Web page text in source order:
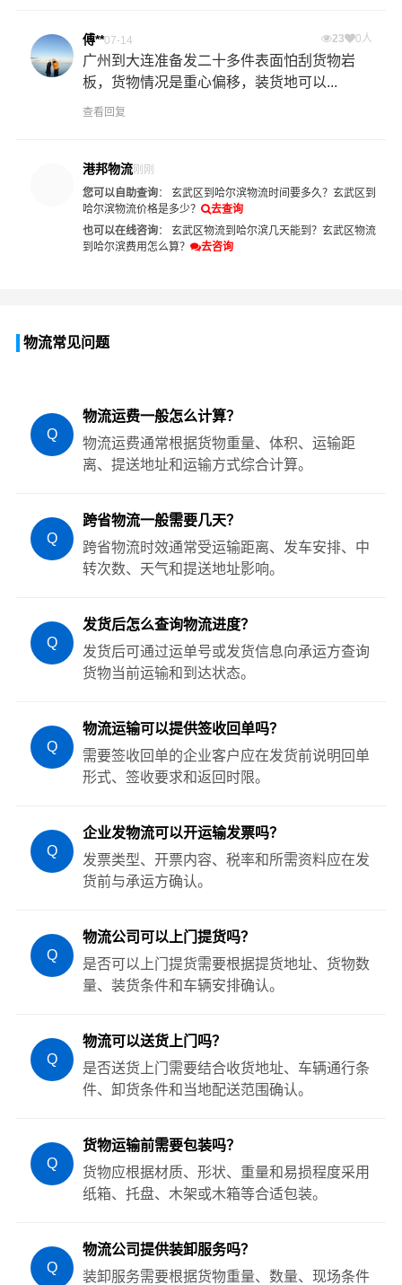
傅**07-14 23 0人
广州到大连准备发二十多件表面怕刮货物岩
板，货物情况是重心偏移，装货地可以...
查看回复
港邦物流刚刚
您可以自助查询： 玄武区到哈尔滨物流时间要多久？ 玄武区到
哈尔滨物流价格是多少？
去查询
也可以在线咨询： 玄武区物流到哈尔滨几天能到？ 玄武区物流
到哈尔滨费用怎么算？
去咨询
物流常见问题
Q
物流运费一般怎么计算？
物流运费通常根据货物重量、体积、运输距
离、提送地址和运输方式综合计算。
Q
跨省物流一般需要几天？
跨省物流时效通常受运输距离、发车安排、中
转次数、天气和提送地址影响。
Q
发货后怎么查询物流进度？
发货后可通过运单号或发货信息向承运方查询
货物当前运输和到达状态。
Q
物流运输可以提供签收回单吗？
需要签收回单的企业客户应在发货前说明回单
形式、签收要求和返回时限。
Q
企业发物流可以开运输发票吗？
发票类型、开票内容、税率和所需资料应在发
货前与承运方确认。
Q
物流公司可以上门提货吗？
是否可以上门提货需要根据提货地址、货物数
量、装货条件和车辆安排确认。
Q
物流可以送货上门吗？
是否送货上门需要结合收货地址、车辆通行条
件、卸货条件和当地配送范围确认。
Q
货物运输前需要包装吗？
货物应根据材质、形状、重量和易损程度采用
纸箱、托盘、木架或木箱等合适包装。
Q
物流公司提供装卸服务吗？
装卸服务需要根据货物重量、数量、现场条件